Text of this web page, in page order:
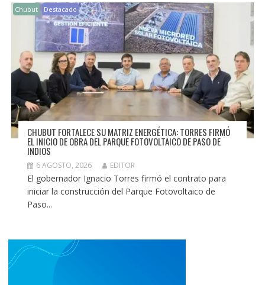
Chubut Destacado
CHUBUT FORTALECE SU MATRIZ ENERGÉTICA: TORRES FIRMÓ
EL INICIO DE OBRA DEL PARQUE FOTOVOLTAICO DE PASO DE
INDIOS
6 AGOSTO, 2026 EDITOR
El gobernador Ignacio Torres firmó el contrato para
iniciar la construcción del Parque Fotovoltaico de
Paso...